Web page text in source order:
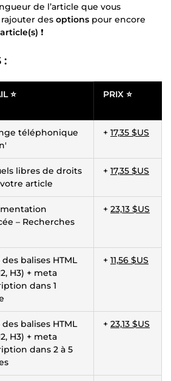
de l’article que vous
des options pour encore
❗
:
⭐ PRIX ⭐
téléphonique
+ 17,35 $US
libres de droits
article
+ 17,35 $US
– Recherches
+ 23,13 $US
balises HTML
H3) + meta
dans 1
+ 11,56 $US
balises HTML
H3) + meta
dans 2 à 5
+ 23,13 $US